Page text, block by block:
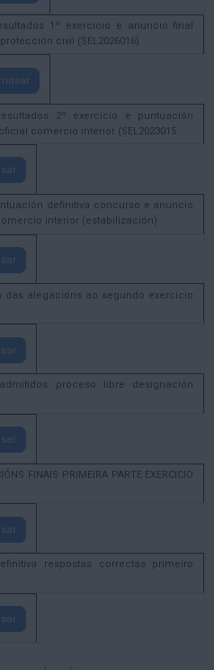
1º exercicio e anuncio final
civil (SEL2026016)
resultados 2º exercicio e puntuación
comercio interior (SEL2023015
definitiva concurso e anuncio
interior (estabilización)
das alegacións ao segundo exercicio
admitidos proceso libre designación
FINAIS PRIMEIRA PARTE EXERCICIO
respostas correctas primeiro